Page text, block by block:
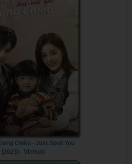
Chiều - Just Spoil You
(2023) - Vietsub